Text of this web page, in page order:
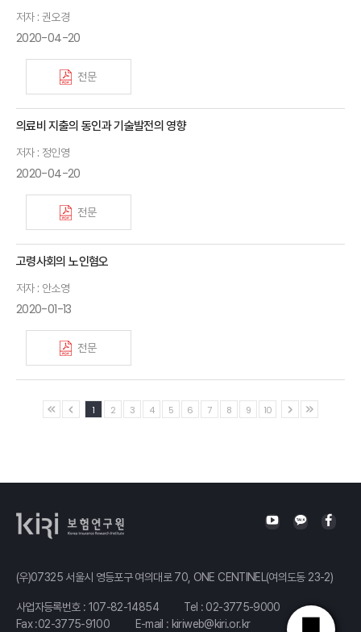
저자 : 권오경
2020-04-20
전문
의료비 지출의 동인과 기술발전의 영향
저자 : 정인영
2020-04-20
전문
고령사회의 노인혐오
저자 : 안소영
2020-01-13
전문
1 2 3 4 5 6 7 8 9 10
(우)07325 서울시 영등포구 여의대로 70, ONE CENTINEL(여의도동 23-2)
사업자등록번호 : 107-82-14854 Tel : 02-3775-9000
Fax :02-3775-9100
E-mail : kiriweb@kiri.or.kr